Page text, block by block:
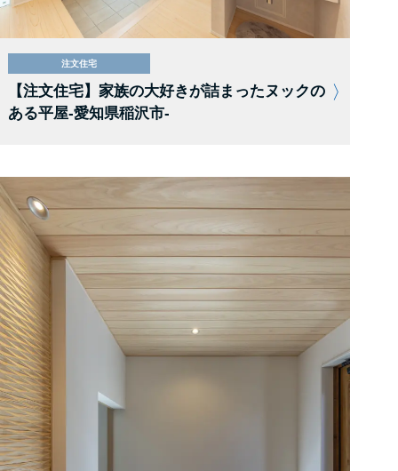
注文住宅
【注文住宅】家族の大好きが詰まったヌックの
ある平屋-愛知県稲沢市-